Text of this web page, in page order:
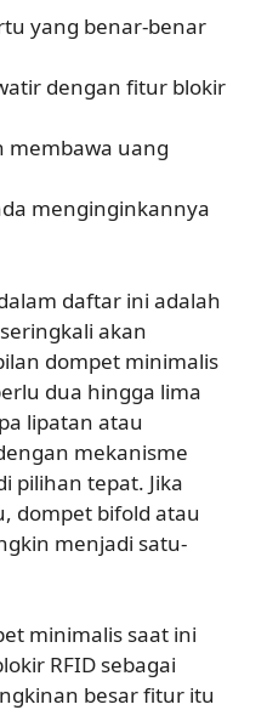
yang benar-benar
dengan fitur blokir
membawa uang
menginginkannya
daftar ini adalah
akan
dompet minimalis
dua hingga lima
lipatan atau
mekanisme
pilihan tepat. Jika
dompet bifold atau
menjadi satu-
minimalis saat ini
RFID sebagai
besar fitur itu